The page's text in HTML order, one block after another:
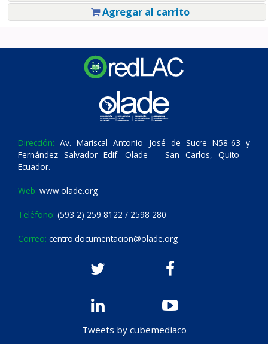
Agregar al carrito
Dirección: Av. Mariscal Antonio José de Sucre N58-63 y
Fernández Salvador Edif. Olade – San Carlos, Quito –
Ecuador.
Web: www.olade.org
Teléfono: (593 2) 259 8122 / 2598 280
Correo: centro.documentacion@olade.org
Tweets by cubemediaco